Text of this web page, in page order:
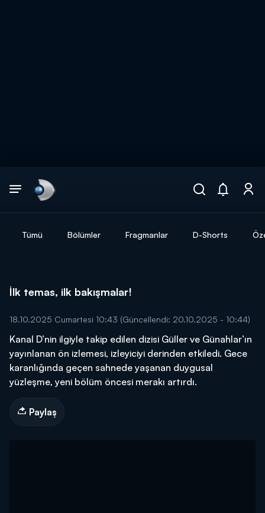
Tümü Bölümler Fragmanlar D-Shorts
İlk temas, ilk bakışmalar!
18.10.2025 Cumartesi 10:43 (Güncellendi: 20.10.2025 - 10:44)
Kanal D’nin ilgiyle takip edilen dizisi Güller ve Günahlar’ın
yayınlanan ön izlemesi, izleyiciyi derinden etkiledi. Gece
karanlığında geçen sahnede yaşanan duygusal
yüzleşme, yeni bölüm öncesi merakı artırdı.
Paylaş